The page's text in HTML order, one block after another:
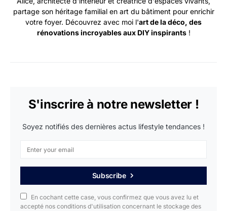
partage son héritage familial en art du bâtiment pour enrichir
votre foyer. Découvrez avec moi l'art de la déco, des
rénovations incroyables aux DIY inspirants!
S'inscrire à notre newsletter !
Soyez notifiés des dernières actus lifestyle tendances !
Subscribe
En cochant cette case, vous confirmez que vous avez lu et
accepté nos conditions d'utilisation concernant le stockage des